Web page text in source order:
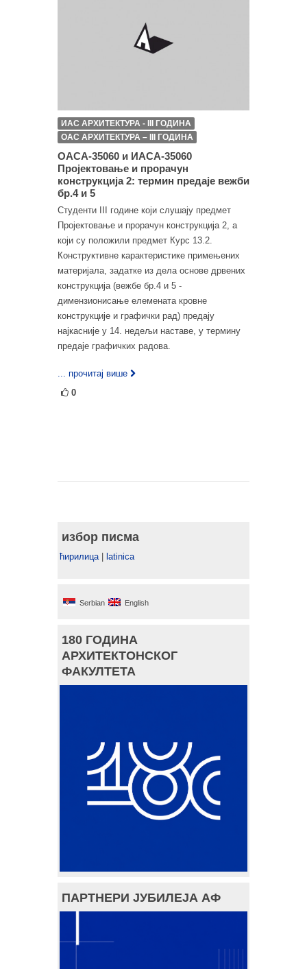
ИАС АРХИТЕКТУРА - III ГОДИНА
ОАС АРХИТЕКТУРА – III ГОДИНА
ОАСА-35060 и ИАСА-35060
Пројектовање и прорачун
конструкција 2: термин предаје вежби
бр.4 и 5
Студенти III године који слушају предмет
Пројектовање и прорачун конструкција 2, а
који су положили предмет Курс 13.2.
Конструктивне карактеристике примењених
материјала, задатке из дела основе дрвених
конструкција (вежбе бр.4 и 5 -
димензионисање елемената кровне
конструкције и графички рад) предају
најкасније у 14. недељи наставе, у термину
предаје графичких радова.
... прочитај више
0
избор писма
ћирилица | latinica
Serbian English
180 ГОДИНА
АРХИТЕКТОНСКОГ
ФАКУЛТЕТА
ПАРТНЕРИ ЈУБИЛЕЈА АФ